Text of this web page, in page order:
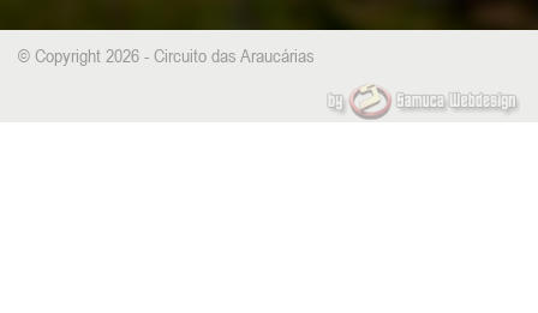
© Copyright 2026 - Circuito das Araucárias